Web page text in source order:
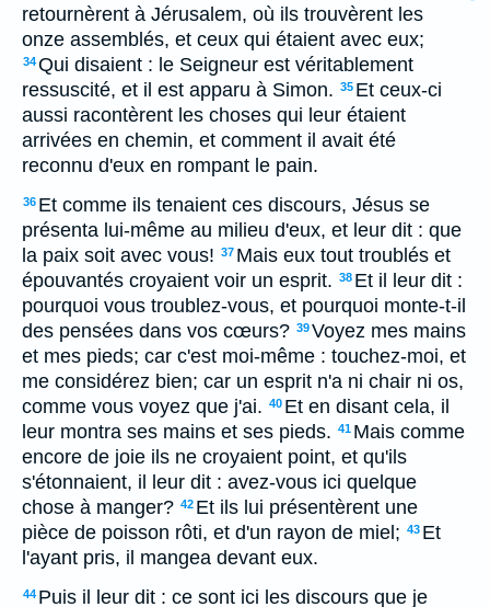
retournèrent à Jérusalem, où ils trouvèrent les
onze assemblés, et ceux qui étaient avec eux;
34Qui disaient : le Seigneur est véritablement
ressuscité, et il est apparu à Simon. 35 Et ceux-ci
aussi racontèrent les choses qui leur étaient
arrivées en chemin, et comment il avait été
reconnu d'eux en rompant le pain.
36 Et comme ils tenaient ces discours, Jésus se
présenta lui-même au milieu d'eux, et leur dit : que
la paix soit avec vous! 37 Mais eux tout troublés et
épouvantés croyaient voir un esprit. 38 Et il leur dit :
pourquoi vous troublez-vous, et pourquoi monte-t-il
des pensées dans vos cœurs? 39Voyez mes mains
et mes pieds; car c'est moi-même : touchez-moi, et
me considérez bien; car un esprit n'a ni chair ni os,
comme vous voyez que j'ai. 40 Et en disant cela, il
leur montra ses mains et ses pieds. 41 Mais comme
encore de joie ils ne croyaient point, et qu'ils
s'étonnaient, il leur dit : avez-vous ici quelque
chose à manger? 42 Et ils lui présentèrent une
pièce de poisson rôti, et d'un rayon de miel; 43 Et
l'ayant pris, il mangea devant eux.
44 Puis il leur dit : ce sont ici les discours que je